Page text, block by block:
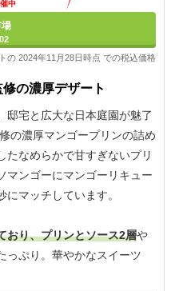
中
の 2024年11月28日時点 での税込価格
の濃厚デザート
邸宅と広大な日本庭園が魅了
の濃厚マンゴープリンの詰め
たなめらかで甘すぎないプリ
マンゴーにマンゴーリキュー
マッチしています。
おり、プリンとソース2層や
っぷり。華やかなスイーツ